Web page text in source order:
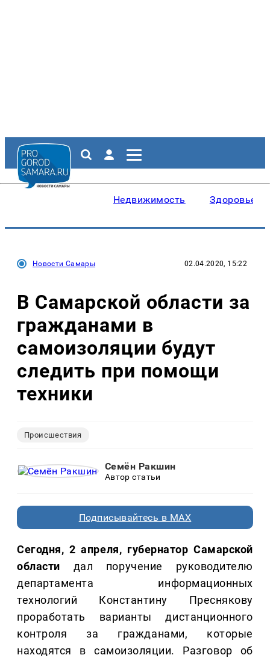
Недвижимость Здоровье
Новости Самары 02.04.2020, 15:22
В Самарской области за
гражданами в
самоизоляции будут
следить при помощи
техники
Происшествия
Семён Ракшин
Автор статьи
Подписывайтесь в MAX
Сегодня, 2 апреля, губернатор Самарской
области дал поручение руководителю
департамента информационных
технологий Константину Преснякову
проработать варианты дистанционного
контроля за гражданами, которые
находятся в самоизоляции. Разговор об